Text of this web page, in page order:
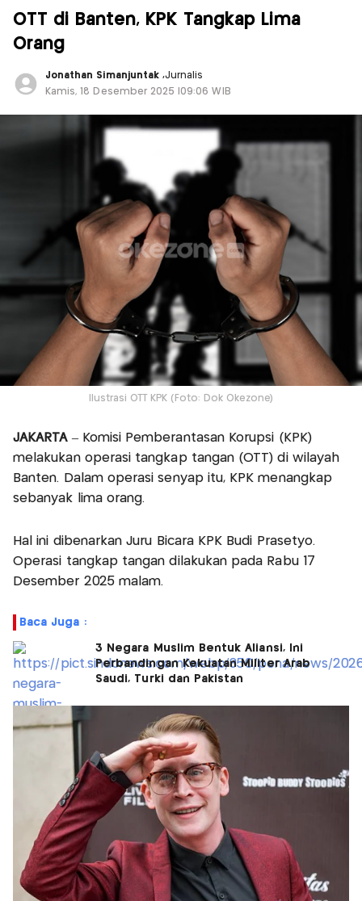
OTT di Banten, KPK Tangkap Lima
Orang
Jonathan Simanjuntak,Jurnalis
Kamis, 18 Desember 2025 |09:06 WIB
Ilustrasi OTT KPK (Foto: Dok Okezone)
JAKARTA– Komisi Pemberantasan Korupsi (KPK)
melakukan operasi tangkap tangan (OTT) di wilayah
Banten. Dalam operasi senyap itu, KPK menangkap
sebanyak lima orang.
Hal ini dibenarkan Juru Bicara KPK Budi Prasetyo.
Operasi tangkap tangan dilakukan pada Rabu 17
Desember 2025 malam.
Baca Juga :
3 Negara Muslim Bentuk Aliansi, Ini
Perbandingan Kekuatan Militer Arab
Saudi, Turki dan Pakistan